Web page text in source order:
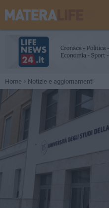
Home Notizie e aggiornamenti